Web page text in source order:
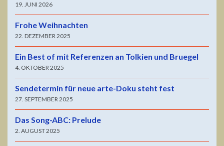
19. JUNI 2026
Frohe Weihnachten
22. DEZEMBER 2025
Ein Best of mit Referenzen an Tolkien und Bruegel
4. OKTOBER 2025
Sendetermin für neue arte-Doku steht fest
27. SEPTEMBER 2025
Das Song-ABC: Prelude
2. AUGUST 2025